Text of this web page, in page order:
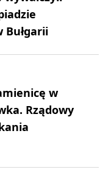
Bułgarii
w
Rządowy